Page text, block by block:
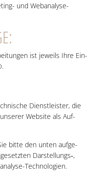
und Webanalyse-
ist jeweils Ihre Ein­
.
Dienst­leis­ter, die
Web­site als Auf­
bit­te den unten auf­ge­
Darstellungs‑,
Technologien.